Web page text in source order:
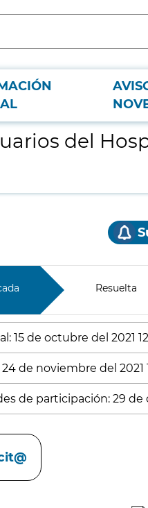
del
Resuelta
15 de octubre del 2021
de noviembre del 2021
de participación: 29 de